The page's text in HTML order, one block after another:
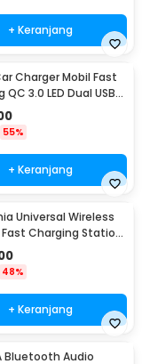
+ Keranjang
Charger Mobil Fast
3.0 LED Dual USB
LE001
55%
+ Keranjang
Universal Wireless
Charging Station
- K8
48%
+ Keranjang
Bluetooth Audio